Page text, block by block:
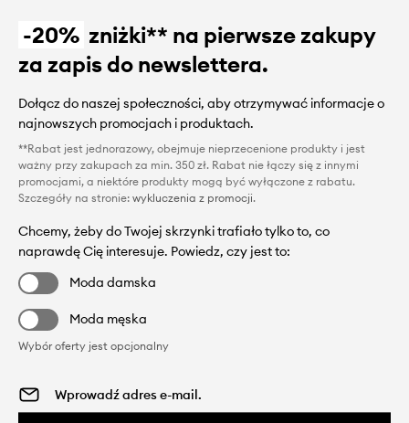
-20% zniżki** na pierwsze zakupy
za zapis do newslettera.
Dołącz do naszej społeczności, aby otrzymywać informacje o
najnowszych promocjach i produktach.
**Rabat jest jednorazowy, obejmuje nieprzecenione produkty i jest
ważny przy zakupach za min. 350 zł. Rabat nie łączy się z innymi
promocjami, a niektóre produkty mogą być wyłączone z rabatu.
Szczegóły na stronie: wykluczenia z promocji.
Chcemy, żeby do Twojej skrzynki trafiało tylko to, co
naprawdę Cię interesuje. Powiedz, czy jest to:
Moda damska
Moda męska
Wybór oferty jest opcjonalny